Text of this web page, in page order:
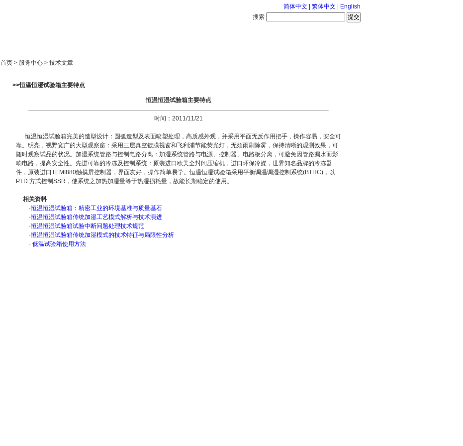
简体中文 繁体中文
English
搜索
首页 > 服务中心 > 技术文章
>>恒温恒湿试验箱主要特点
恒温恒湿试验箱主要特点
时间：2011/11/21
恒温恒湿试验箱完美的造型设计：圆弧造型及表面喷塑处理，高质感外观，并采用平面无反作用把手，操作容易，安全可
靠。明亮，视野宽广的大型观察窗：采用三层真空镀膜视窗和飞利浦节能荧光灯，无须雨刷除雾，保持清晰的观测效果，可
随时观察试品的状况。加湿系统管路与控制电路分离：加湿系统管路与电源、控制器、电路板分离，可避免因管路漏水而影
响电路，提高安全性。先进可靠的冷冻及控制系统：原装进口欧美全封闭压缩机，进口环保冷媒，世界知名品牌的冷冻器
件，原装进口TEMI880触摸屏控制器，界面友好，操作简单易学。恒温恒湿试验箱采用平衡调温调湿控制系统(BTHC)，以
P.I.D.方式控制SSR，使系统之加热加湿量等于热湿损耗量，故能长期稳定的使用。
相关资料
·恒温恒湿试验箱：精密工业的环境基准与质量基石
·恒温恒湿试验箱传统加湿工艺模式解析与技术演进
·恒温恒湿试验箱试验中断问题处理技术规范
·恒温恒湿试验箱传统加湿模式的技术特征与局限性分析
· 低温试验箱使用方法